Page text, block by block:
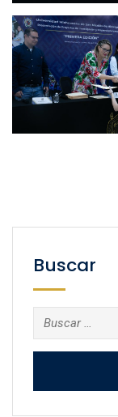
Buscar
Buscar: